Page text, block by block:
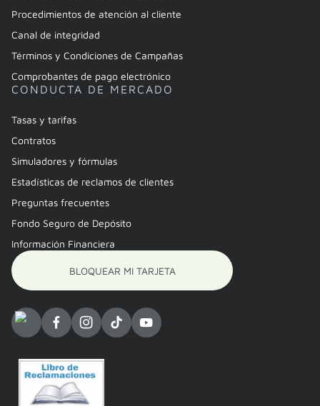
Procedimientos de atención al cliente
Canal de integridad
Términos y Condiciones de Campañas
Comprobantes de pago electrónico
CONDUCTA DE MERCADO
Tasas y tarifas
Contratos
Simuladores y fórmulas
Estadísticas de reclamos de clientes
Preguntas frecuentes
Fondo Seguro de Depósito
Información Financiera
BLOQUEAR MI TARJETA